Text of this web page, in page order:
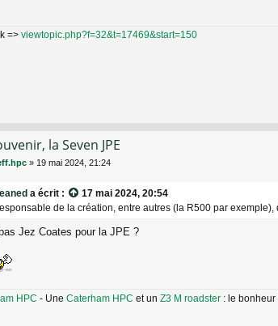
=> viewtopic.php?f=32&t=17469&start=150
la Seven JPE
» 19 mai 2024, 21:24
a écrit :
17 mai 2024, 20:54
de la création, entre autres (la R500 par
Jez Coates pour la JPE ?
HPC - Une Caterham HPC et un Z3 M roadster : le bonheur